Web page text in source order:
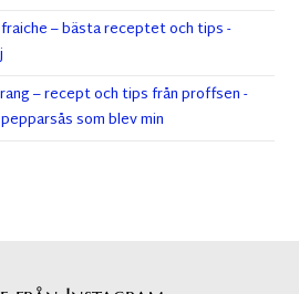
– bästa receptet och tips -
– recept och tips från proffsen -
som blev min